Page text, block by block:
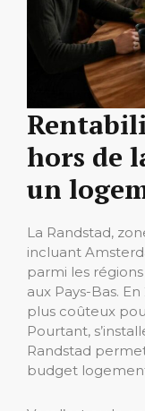
hors de
un
La Randstad,
incluant
parmi les
aux Pays-Bas.
plus coûteux
Pourtant,
Randstad
budget